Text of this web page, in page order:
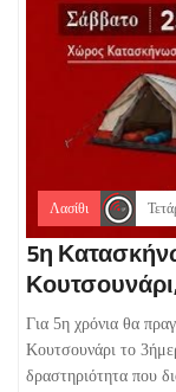
Λασίθι
5η
Για 5η χρόνια θα
Κουτσουνάρι το
δραστηριότητα που